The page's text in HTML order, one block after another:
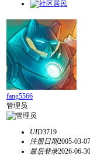
fang5566
管理员
UID3719
注册日期2005-03-07
最后登录2026-06-30